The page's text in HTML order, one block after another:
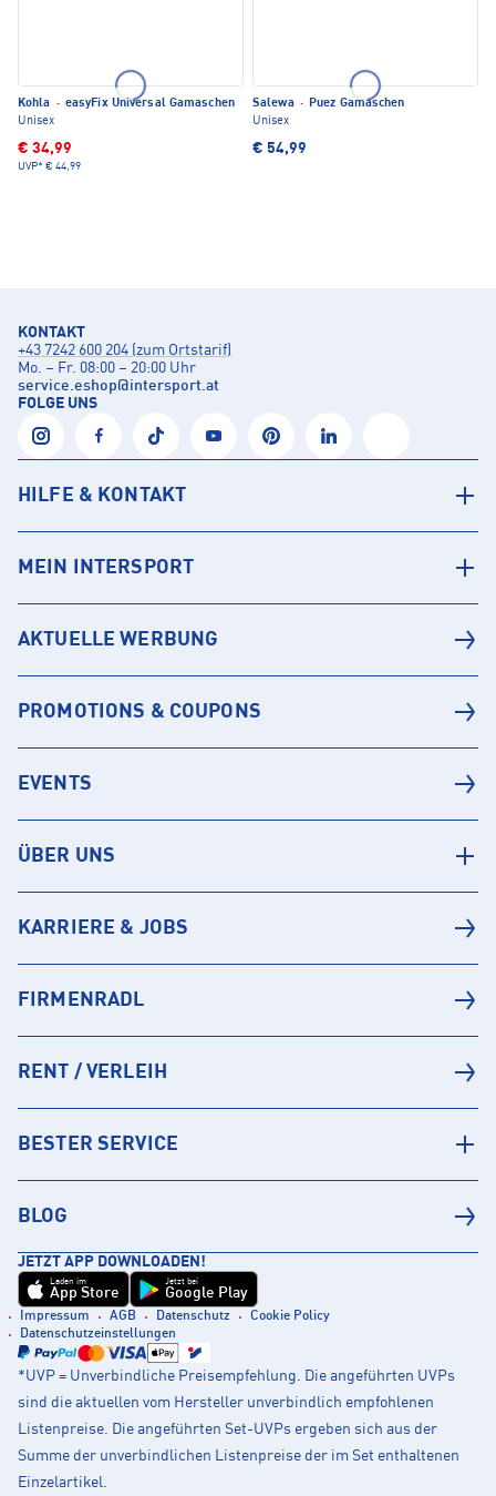
Kohla · easyFix Universal Gamaschen
Unisex
€ 34,99
UVP* € 44,99
Salewa · Puez Gamaschen
Unisex
€ 54,99
KONTAKT
+43 7242 600 204 (zum Ortstarif)
Mo. – Fr. 08:00 – 20:00 Uhr
service.eshop@intersport.at
FOLGE UNS
HILFE & KONTAKT
MEIN INTERSPORT
AKTUELLE WERBUNG
PROMOTIONS & COUPONS
EVENTS
ÜBER UNS
KARRIERE & JOBS
FIRMENRADL
RENT / VERLEIH
BESTER SERVICE
BLOG
JETZT APP DOWNLOADEN!
Laden im
App Store
Jetzt bei
Google Play
Impressum AGB Datenschutz
Cookie Policy
Datenschutzeinstellungen
*UVP = Unverbindliche Preisempfehlung. Die angeführten UVPs
sind die aktuellen vom Hersteller unverbindlich empfohlenen
Listenpreise. Die angeführten Set-UVPs ergeben sich aus der
Summe der unverbindlichen Listenpreise der im Set enthaltenen
Einzelartikel.